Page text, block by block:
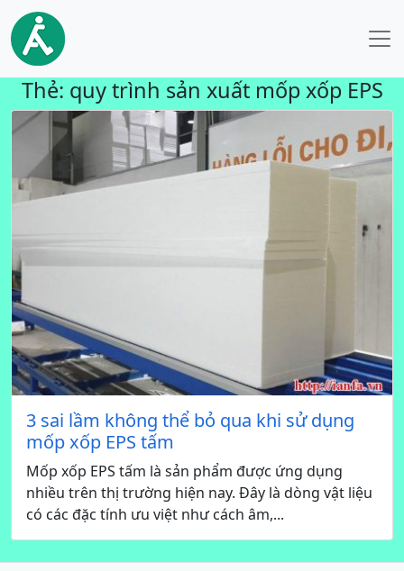
Thẻ: quy trình sản xuất mốp xốp EPS
3 sai lầm không thể bỏ qua khi sử dụng
mốp xốp EPS tấm
Mốp xốp EPS tấm là sản phẩm được ứng dụng
nhiều trên thị trường hiện nay. Đây là dòng vật liệu
có các đặc tính ưu việt như cách âm,...